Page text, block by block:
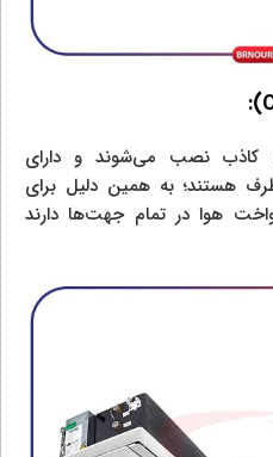
):
کاذب نصب می‌شوند و دارای
هستند؛ به همین دلیل برای
هوا در تمام جهت‌ها دارند